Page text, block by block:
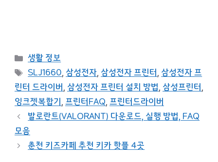
카
테
고
리
생활 정보
태
그
SLJ1660, 삼성전자, 삼성전자 프린터, 삼성전자 프
린터 드라이버, 삼성전자 프린터 설치 방법, 삼성프린터,
잉크젯복합기, 프린터FAQ, 프린터드라이버
발로란트(VALORANT) 다운로드, 실행 방법, FAQ
모음
춘천 키즈카페 추천 키카 핫플 4곳